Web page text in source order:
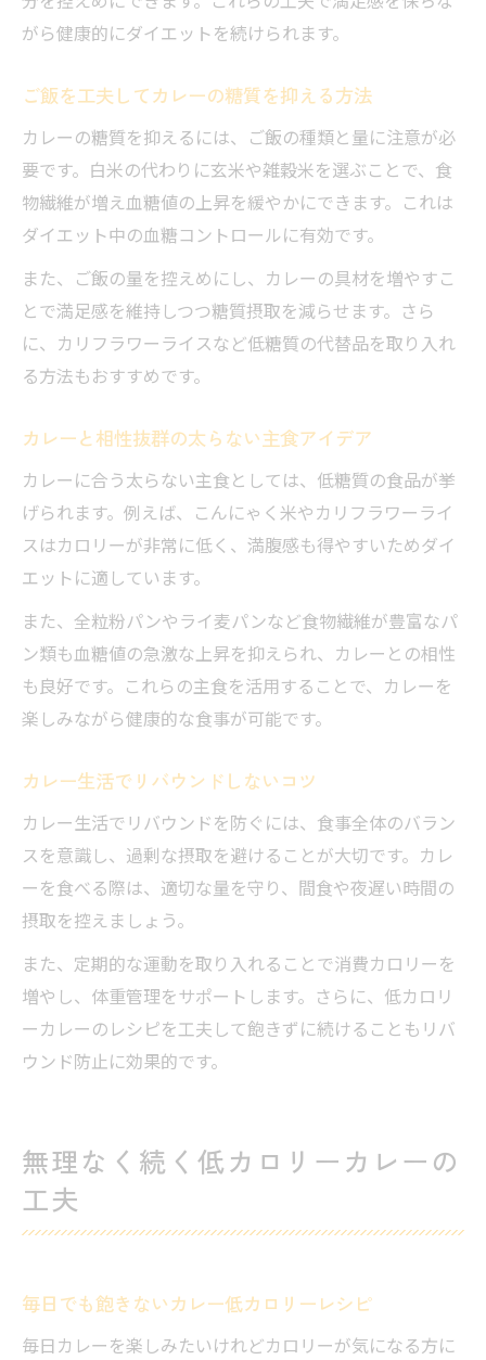
がら健康的にダイエットを続けられます。
ご飯を工夫してカレーの糖質を抑える方法
カレーの糖質を抑えるには、ご飯の種類と量に注意が必
要です。白米の代わりに玄米や雑穀米を選ぶことで、食
物繊維が増え血糖値の上昇を緩やかにできます。これは
ダイエット中の血糖コントロールに有効です。
また、ご飯の量を控えめにし、カレーの具材を増やすこ
とで満足感を維持しつつ糖質摂取を減らせます。さら
に、カリフラワーライスなど低糖質の代替品を取り入れ
る方法もおすすめです。
カレーと相性抜群の太らない主食アイデア
カレーに合う太らない主食としては、低糖質の食品が挙
げられます。例えば、こんにゃく米やカリフラワーライ
スはカロリーが非常に低く、満腹感も得やすいためダイ
エットに適しています。
また、全粒粉パンやライ麦パンなど食物繊維が豊富なパ
ン類も血糖値の急激な上昇を抑えられ、カレーとの相性
も良好です。これらの主食を活用することで、カレーを
楽しみながら健康的な食事が可能です。
カレー生活でリバウンドしないコツ
カレー生活でリバウンドを防ぐには、食事全体のバラン
スを意識し、過剰な摂取を避けることが大切です。カレ
ーを食べる際は、適切な量を守り、間食や夜遅い時間の
摂取を控えましょう。
また、定期的な運動を取り入れることで消費カロリーを
増やし、体重管理をサポートします。さらに、低カロリ
ーカレーのレシピを工夫して飽きずに続けることもリバ
ウンド防止に効果的です。
無理なく続く低カロリーカレーの
工夫
毎日でも飽きないカレー低カロリーレシピ
毎日カレーを楽しみたいけれどカロリーが気になる方に